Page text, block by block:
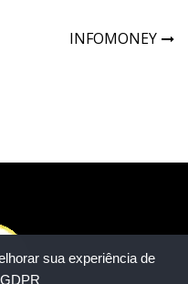
sua experiência de
GDPR
INFOMONEY